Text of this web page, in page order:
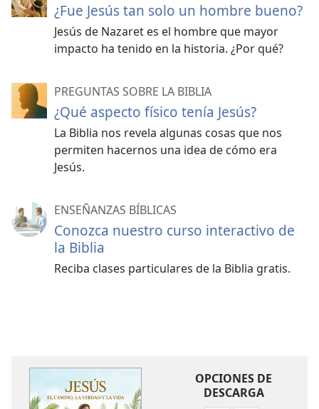
¿Fue Jesús tan solo un hombre bueno?
Jesús de Nazaret es el hombre que mayor
impacto ha tenido en la historia. ¿Por qué?
PREGUNTAS SOBRE LA BIBLIA
¿Qué aspecto físico tenía Jesús?
La Biblia nos revela algunas cosas que nos
permiten hacernos una idea de cómo era
Jesús.
ENSEÑANZAS BÍBLICAS
Conozca nuestro curso interactivo de
la Biblia
Reciba clases particulares de la Biblia gratis.
OPCIONES DE
DESCARGA